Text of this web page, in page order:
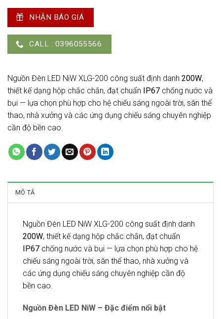
NHẬN BÁO GIÁ
CALL : 0396055566
Nguồn Đèn LED NiW XLG-200 công suất định danh 200W,
thiết kế dạng hộp chắc chắn, đạt chuẩn IP67 chống nước và
bụi — lựa chọn phù hợp cho hệ chiếu sáng ngoài trời, sân thể
thao, nhà xưởng và các ứng dụng chiếu sáng chuyên nghiệp
cần độ bền cao.
MÔ TẢ
Nguồn Đèn LED NiW XLG-200 công suất định danh
200W, thiết kế dạng hộp chắc chắn, đạt chuẩn
IP67 chống nước và bụi — lựa chọn phù hợp cho hệ
chiếu sáng ngoài trời, sân thể thao, nhà xưởng và
các ứng dụng chiếu sáng chuyên nghiệp cần độ
bền cao.
Nguồn Đèn LED NiW – Đặc điểm nổi bật